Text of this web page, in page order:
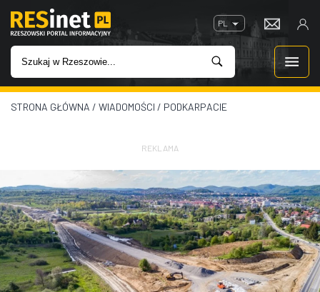
PL
WIADOMOŚCI
IMPREZY
ROZRYWKA
W KINACH
STRONA GŁÓWNA / WIADOMOŚCI / PODKARPACIE
REKLAMA